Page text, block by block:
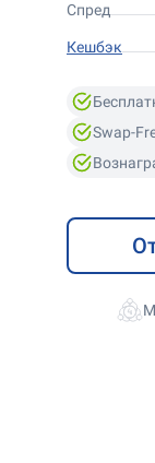
Спред
Кешбэк
Swap-